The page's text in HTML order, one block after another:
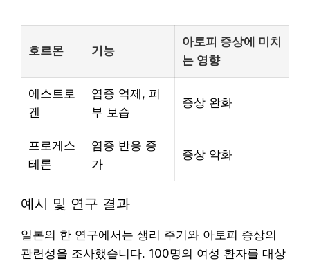
호르몬 기능
아토피 증상에 미치
는 영향
에스트로
겐
염증 억제, 피
부 보습
증상 완화
프로게스
테론
염증 반응 증
가
증상 악화
예시 및 연구 결과
일본의 한 연구에서는 생리 주기와 아토피 증상의
관련성을 조사했습니다. 100명의 여성 환자를 대상